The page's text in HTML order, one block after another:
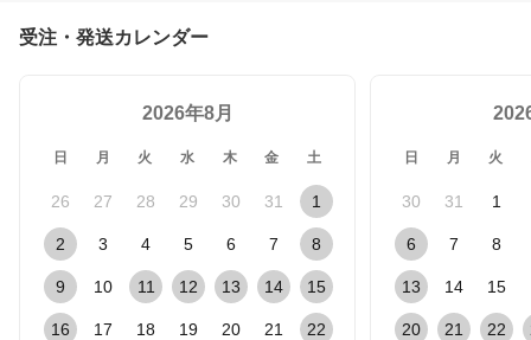
受注・発送カレンダー
2026年8月
日 月 火 水 木 金 土
26 27 28 29 30 31 1
2 3 4 5 6 7 8
9 10 11 12 13 14 15
16 17 18 19 20 21 22
日 月 火
30 31 1
6 7 8
13 14 15
20 21 22